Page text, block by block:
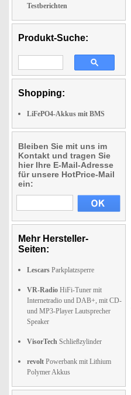
Testberichten
Produkt-Suche:
Shopping:
LiFePO4-Akkus mit BMS
Bleiben Sie mit uns im
Kontakt und tragen Sie
hier Ihre E-Mail-Adresse
für unsere HotPrice-Mail
ein:
Mehr Hersteller-
Seiten:
Lescars Parkplatzsperre
VR-Radio HiFi-Tuner mit
Internetradio und DAB+, mit CD-
und MP3-Player Lautsprecher
Speaker
VisorTech Schließzylinder
revolt Powerbank mit Lithium
Polymer Akkus